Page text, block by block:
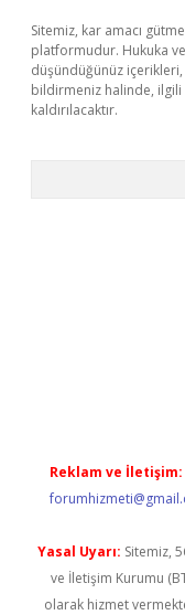
Sitemiz, kar amacı
platformudur. Hukuka
düşündüğünüz içerikleri,
bildirmeniz halinde,
kaldırılacaktır.
Reklam ve İletişim:
Yasal Uyarı: Sitemiz,
ve İletişim Kurumu
olarak hizmet